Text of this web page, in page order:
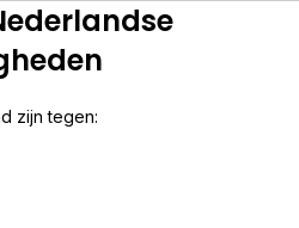
zijn tegen: